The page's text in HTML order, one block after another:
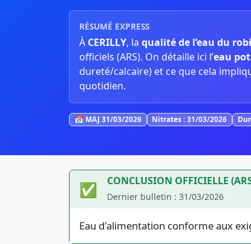
RÉSUMÉ EXPRESS
À CERILLY, la qualité de l’eau du
officiels (ARS). On détaille ici l’eau
dureté/calcaire) et ce que cela
quotidien.
📅 MAJ 31/03/2026 Nitrates : 31/03/2026
✅ CONCLUSION OFFICIELLE
Dernier bulletin : 31/03/2026
Eau d'alimentation conforme aux